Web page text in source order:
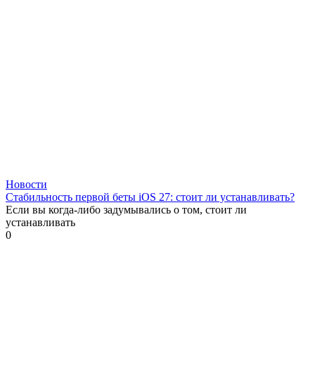
Новости
Стабильность первой беты iOS 27: стоит ли устанавливать?
Если вы когда-либо задумывались о том, стоит ли
устанавливать
0